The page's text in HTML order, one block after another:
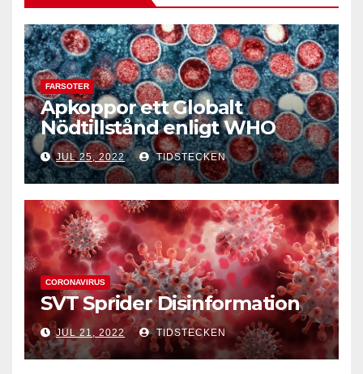
FARSOTER
Apkoppor ett Globalt
Nödtillstånd enligt WHO
JUL 25, 2022 TIDSTECKEN
CORONAVIRUS
SVT Sprider Disinformation
JUL 21, 2022 TIDSTECKEN